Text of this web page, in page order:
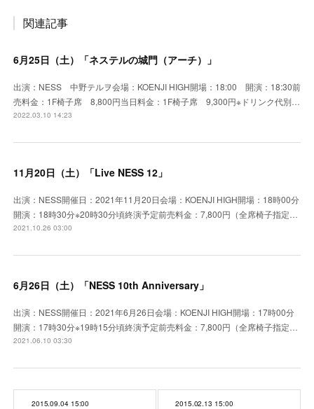
関連記事
6月25日（土）「ネステルの城門（アーチ）」
出演：NESS 中野テルヲ会場：KOENJI HIGH開場：18:00 開演：18:30前
売料金：1F椅子席 8,800円当日料金：1F椅子席 9,300円※ドリンク代別…
2022.03.10 14:23
11月20日（土）「Live NESS 12」
出演：NESS開催日：2021年11月20日会場：KOENJI HIGH開場：18時00分
開演：18時30分※20時30分頃終演予定前売料金：7,800円（全席椅子指定…
2021.10.26 03:00
6月26日（土）「NESS 10th Anniversary」
出演：NESS開催日：2021年6月26日会場：KOENJI HIGH開場：17時00分
開演：17時30分※19時15分頃終演予定前売料金：7,800円（全席椅子指定…
2021.06.10 03:30
2015.09.04 15:00 2015.02.13 15:00